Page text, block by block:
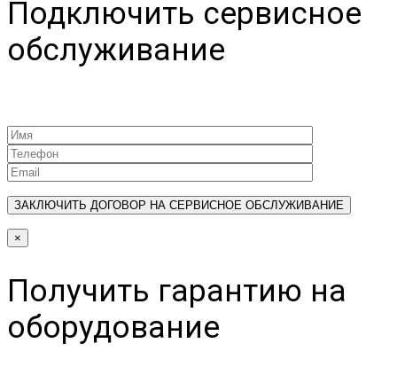
Подключить сервисное
обслуживание
×
Получить гарантию на
оборудование